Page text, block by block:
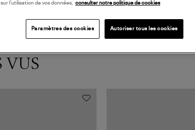
VUS
l’utilisation de vos données, consulter notre politique de cookies
Paramètres des cookies Autoriser tous les cookies